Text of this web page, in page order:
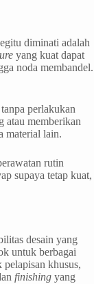
diminati adalah
yang kuat dapat
noda membandel.
perlakukan
atau memberikan
material lain.
rutin
supaya tetap kuat,
desain yang
untuk berbagai
khusus,
finishing yang